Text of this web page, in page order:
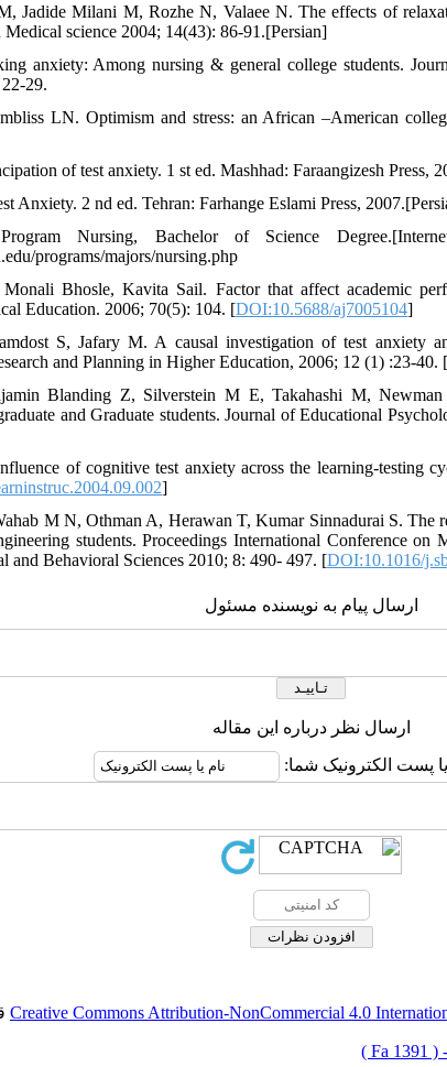
Jadide Milani M, Rozhe N, Valaee N. The effects of
science 2004; 14(43): 86-91.[Persian]
anxiety: Among nursing & general college students.
29.
LN. Optimism and stress: an African –American
of test anxiety. 1 st ed. Mashhad: Faraangizesh Press,
Anxiety. 2 nd ed. Tehran: Farhange Eslami Press,
Nursing, Bachelor of Science
programs/majors/nursing.php
Bhosle, Kavita Sail. Factor that affect academic
Education. 2006; 70(5): 104. [DOI:10.5688/aj7005104]
S, Jafary M. A causal investigation of test anxiety
and Planning in Higher Education, 2006; 12 (1) :23-40.
Blanding Z, Silverstein M E, Takahashi M,
and Graduate students. Journal of Educational
of cognitive test anxiety across the learning-testing
]
M N, Othman A, Herawan T, Kumar Sinnadurai S. The
students. Proceedings International Conference on
and Behavioral Sciences 2010; 8: 490- 497. [DOI:10.1016/
ارسال پیام به نویسنده مسئول
ارسال نظر درباره این مقاله
پست الکترونیک شما:
Creative Commons Attribution-NonCommercial 4.0